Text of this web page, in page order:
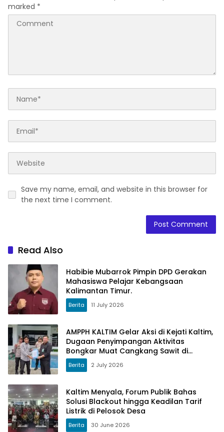
marked *
Save my name, email, and website in this browser for
the next time I comment.
Read Also
Habibie Mubarrok Pimpin DPD Gerakan
Mahasiswa Pelajar Kebangsaan
Kalimantan Timur.
Berita 11 July 2026
AMPPH KALTIM Gelar Aksi di Kejati Kaltim,
Dugaan Penyimpangan Aktivitas
Bongkar Muat Cangkang Sawit di
Logpond Tubaan
Berita 2 July 2026
Kaltim Menyala, Forum Publik Bahas
Solusi Blackout hingga Keadilan Tarif
Listrik di Pelosok Desa
Berita 30 June 2026